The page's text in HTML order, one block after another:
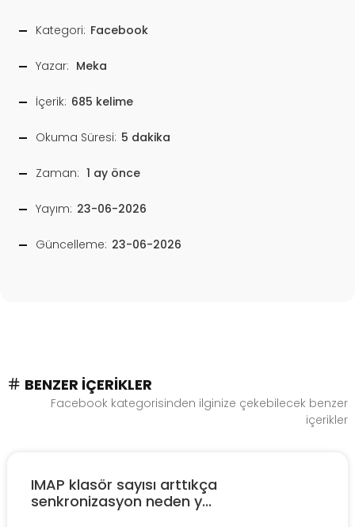
Kategori: Facebook
Yazar: Meka
İçerik: 685 kelime
Okuma Süresi: 5 dakika
Zaman: 1 ay önce
Yayım: 23-06-2026
Güncelleme: 23-06-2026
BENZER İÇERIKLER
Facebook kategorisinden ilginize çekebilecek benzer
içerikler
IMAP klasör sayısı arttıkça
senkronizasyon neden y...